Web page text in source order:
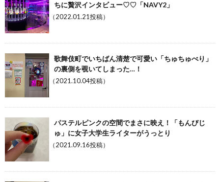
ちに贅沢インタビュー♡♡「NAVY2」
（2022.01.21投稿）
歌舞伎町でいちばん清楚で可愛い「ちゅちゅべり」
の裏側を覗いてしまった…！
（2021.10.04投稿）
パステルピンクの空間でまさに映え！「もんびじ
ゅ」に女子大学生ライターがうっとり
（2021.09.16投稿）